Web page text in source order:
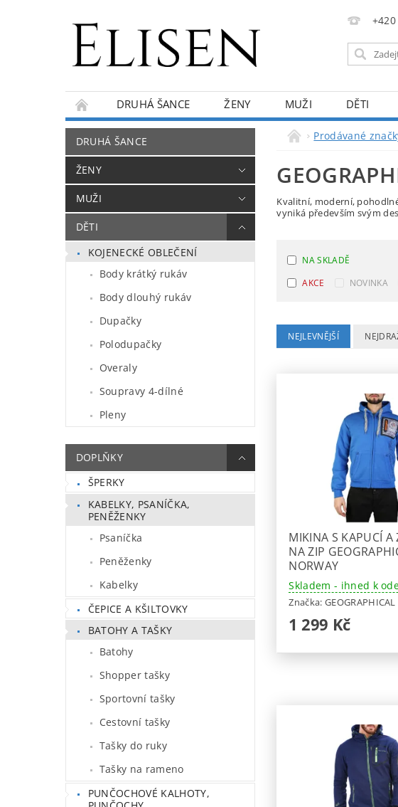
DRUHÁ ŠANCE ŽENY MUŽI DĚTI
KONTAKTY
O NÁS BLOG
DRUHÁ ŠANCE
ŽENY
MUŽI
DĚTI
KOJENECKÉ OBLEČENÍ
Body krátký rukáv
Body dlouhý rukáv
Dupačky
Polodupačky
Overaly
Soupravy 4-dílné
Pleny
DOPLŇKY
ŠPERKY
KABELKY, PSANÍČKA,
PENĚŽENKY
Psaníčka
Peněženky
Kabelky
ČEPICE A KŠILTOVKY
BATOHY A TAŠKY
Batohy
Shopper tašky
Sportovní tašky
Cestovní tašky
Tašky do ruky
Tašky na rameno
PUNČOCHOVÉ KALHOTY,
Prodávané
Kvalitní, moderní,
vyniká především svým
NA SKLADĚ
AKCE
NOVINKA
NEJLEVNĚJŠÍ
MIKINA S KAPUCÍ A
NA ZIP
NORWAY
Skladem - ihned k
Značka:
1 299 Kč